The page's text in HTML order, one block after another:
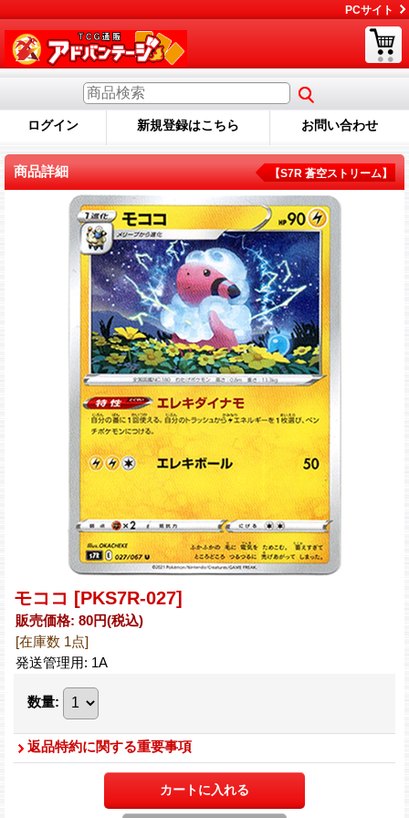
PCサイト
ログイン 新規登録はこちら お問い合わせ
商品詳細 【S7R 蒼空ストリーム】
モココ [PKS7R-027]
販売価格: 80円(税込)
[在庫数 1点]
発送管理用: 1A
数量:
返品特約に関する重要事項